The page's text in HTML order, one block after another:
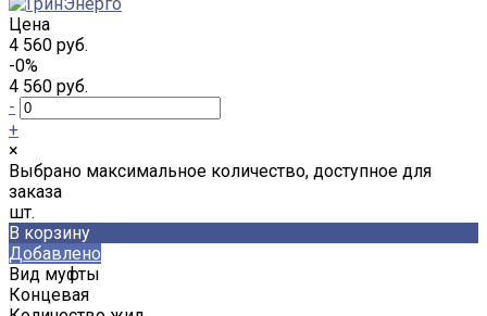
Цена
4 560 руб.
-0%
4 560 руб.
-
+
×
Выбрано максимальное количество, доступное для
заказа
шт.
В корзину
Добавлено
Вид муфты
Концевая